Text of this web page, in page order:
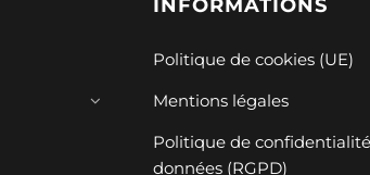
INFORMATIONS
Politique de cookies (UE)
Mentions légales
Politique de
données (RGPD)